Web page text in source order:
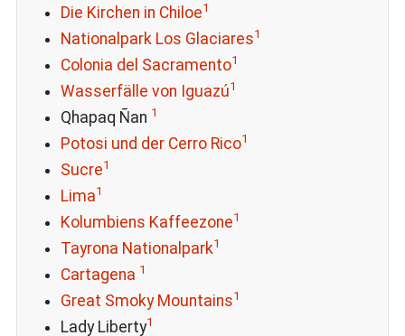
Die Kirchen in Chiloe1
Nationalpark Los Glaciares1
Colonia del Sacramento1
Wasserfälle von Iguazú1
Qhapaq Ñan 1
Potosi und der Cerro Rico1
Sucre1
Lima1
Kolumbiens Kaffeezone1
Tayrona Nationalpark1
Cartagena 1
Great Smoky Mountains1
Lady Liberty1